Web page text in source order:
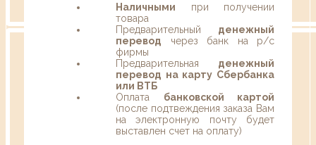
Наличными при получении
товара
Предварительный денежный
перевод через банк на р/с
фирмы
Предварительная денежный
перевод на карту Сбербанка
или ВТБ
Оплата банковской картой
(после подтвеждения заказа Вам
на электронную почту будет
выставлен счет на оплату)